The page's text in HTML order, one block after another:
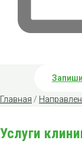
Главная /
Услуги